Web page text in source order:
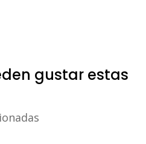
gustar estas